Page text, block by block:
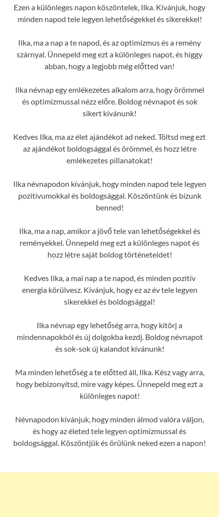
Ezen a különleges napon köszöntelek, Ilka. Kívánjuk, hogy
minden napod tele legyen lehetőségekkel és sikerekkel!
Ilka, ma a nap a te napod, és az optimizmus és a remény
szárnyal. Ünnepeld meg ezt a különleges napot, és higgy
abban, hogy a legjobb még előtted van!
Ilka névnap egy emlékezetes alkalom arra, hogy örömmel
és optimizmussal nézz előre. Boldog névnapot és sok
sikert kívánunk!
Kedves Ilka, ma az élet ajándékot ad neked. Töltsd meg ezt
az ajándékot boldogsággal és örömmel, és hozz létre
emlékezetes pillanatokat!
Ilka névnapodon kívánjuk, hogy minden napod tele legyen
pozitívumokkal és boldogsággal. Köszöntünk és bízunk
benned!
Ilka, ma a nap, amikor a jövő tele van lehetőségekkel és
reményekkel. Ünnepeld meg ezt a különleges napot és
hozz létre saját boldog történeteidet!
Kedves Ilka, a mai nap a te napod, és minden pozitív
energia körülvesz. Kívánjuk, hogy ez az év tele legyen
sikerekkel és boldogsággal!
Ilka névnap egy lehetőség arra, hogy kitörj a
mindennapokból és új dolgokba kezdj. Boldog névnapot
és sok-sok új kalandot kívánunk!
Ma minden lehetőség a te előtted áll, Ilka. Kész vagy arra,
hogy bebizonyítsd, mire vagy képes. Ünnepeld meg ezt a
különleges napot!
Névnapodon kívánjuk, hogy minden álmod valóra váljon,
és hogy az életed tele legyen optimizmussal és
boldogsággal. Köszöntjük és örülünk neked ezen a napon!